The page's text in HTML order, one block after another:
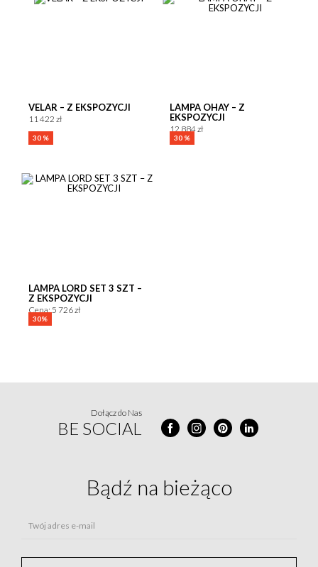
30 %
VELAR – Z EKSPOZYCJI
11 422 zł
30 %
LAMPA OHAY – Z
EKSPOZYCJI
12 884 zł
30%
LAMPA LORD SET 3 SZT –
Z EKSPOZYCJI
Cena: 5 726 zł
Dołącz do Nas
BE SOCIAL
Bądź na bieżąco
Twój adres e-mail